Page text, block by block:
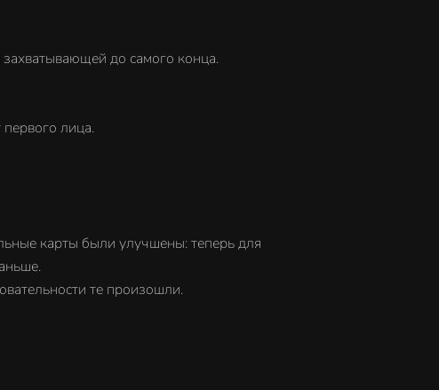
до самого конца.
лица.
карты были улучшены: теперь для
те произошли.